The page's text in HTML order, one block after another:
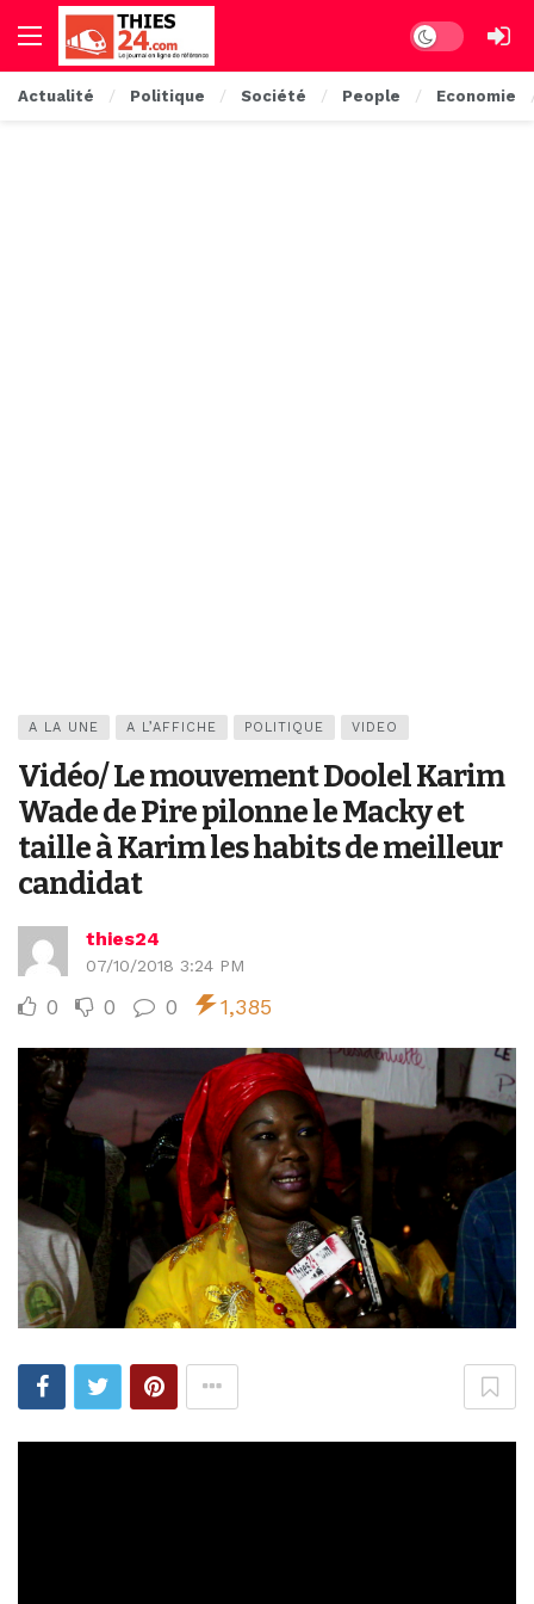
Dark mode
Actualité Politique Société People Economie
A LA UNE A L’AFFICHE POLITIQUE VIDEO
Vidéo/ Le mouvement Doolel Karim
Wade de Pire pilonne le Macky et
taille à Karim les habits de meilleur
candidat
thies24
07/10/2018 3:24 PM
0 0 0 1,385